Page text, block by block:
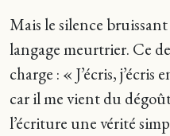
Mais le silence
langage meurtrier. Ce
charge : « J’écris, j’écris
car il me vient du
l’écriture une vérité